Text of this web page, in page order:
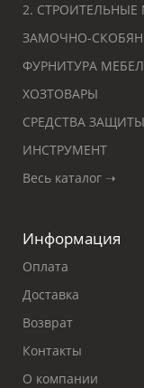
2.
ЗАМОЧНО-
ФУРНИТУРА
ХОЗТОВАРЫ
СРЕДСТВА
ИНСТРУМЕНТ
Весь каталог ➝
Информация
Оплата
Доставка
Возврат
Контакты
О компании